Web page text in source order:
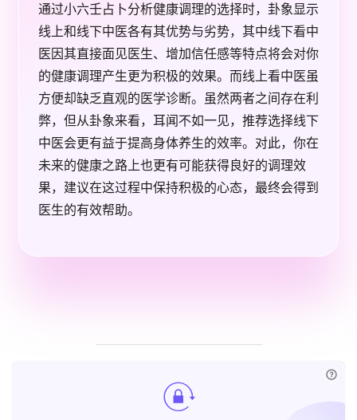
通过小六壬占卜分析健康调理的选择时，卦象显示
线上和线下中医各有其优势与劣势，其中线下看中
医因其直接面见医生、增加信任感等特点将会对你
的健康调理产生更为积极的效果。而线上看中医虽
方便却缺乏直观的医学诊断。虽然两者之间存在利
弊，但从卦象来看，耳闻不如一见，推荐选择线下
中医会更有益于提高身体养生的效率。对此，你在
未来的健康之路上也更有可能获得良好的调理效
果，建议在这过程中保持积极的心态，最终会得到
医生的有效帮助。